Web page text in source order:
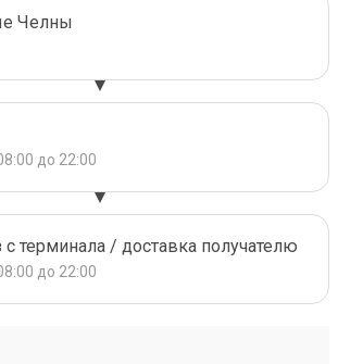
Челны
до 22:00
терминала / доставка получателю
до 22:00